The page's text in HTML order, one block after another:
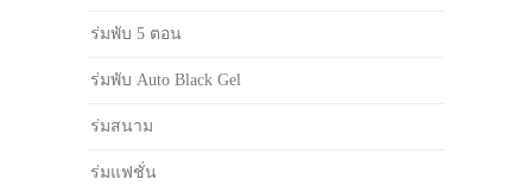
ร่มพับ 5 ตอน
ร่มพับ Auto Black Gel
ร่มสนาม
ร่มแฟชั่น